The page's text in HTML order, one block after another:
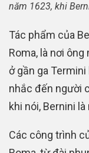
năm 1623, khi
Tác phẩm của
Roma, là nơi
ở gần ga
nhắc đến người
khi nói, Bernini
Các công trình